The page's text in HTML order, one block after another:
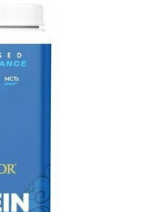
SANS LE SUCRE EN